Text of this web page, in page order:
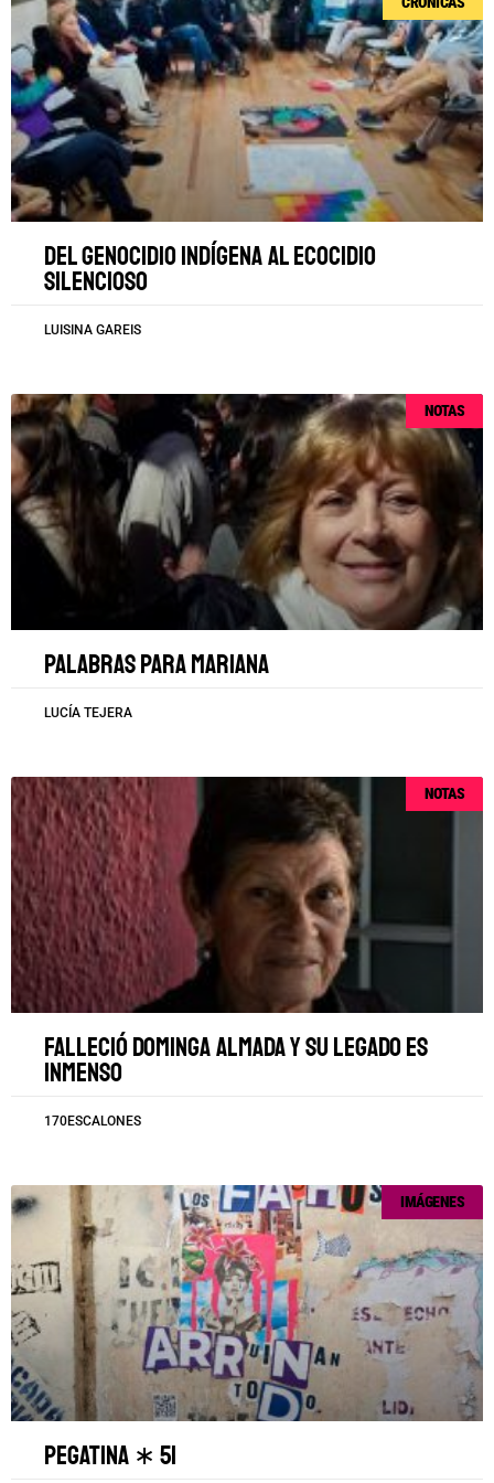
Del genocidio indígena al ecocidio
silencioso
LUISINA GAREIS
NOTAS
Palabras para Mariana
LUCÍA TEJERA
NOTAS
Falleció Dominga Almada y su legado es
inmenso
170ESCALONES
IMÁGENES
Pegatina ∗ 51